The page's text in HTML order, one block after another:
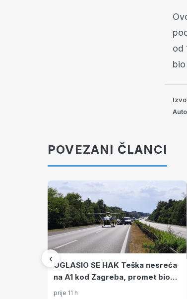
od
POVEZANI ČLANCI
‹
OGLASIO SE HAK Teška nesreća
na A1 kod Zagreba, promet bio
obustavljen, ogromna kolona
prije 11 h